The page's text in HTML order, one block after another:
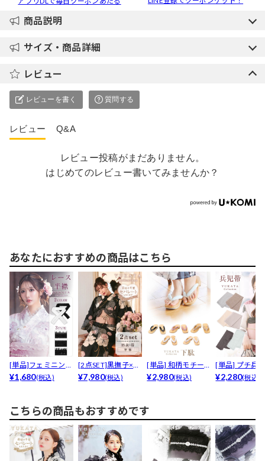
商品説明
サイズ・商品詳細
レビュー
レビューを書く 質問する
レビュー Q&A
レビュー投稿がまだありません。
はじめてのレビュー書いてみませんか？
あなたにおすすめの商品はこちら
[単品]フェミニンレ
ース半襟
¥1,680(税込)
[2点SET]黒撫子×手
鞠柄浴衣【YU...
¥7,980(税込)
[単品] 和柄モチー
フ下駄【YUKAT...
¥2,980(税込)
[単品] プチ兵
【YUKATA b...
¥2,280(税込)
こちらの商品もおすすめです